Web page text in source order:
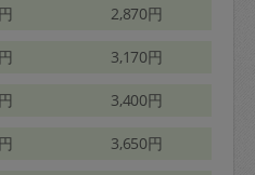
2,870円
3,170円
3,400円
3,650円